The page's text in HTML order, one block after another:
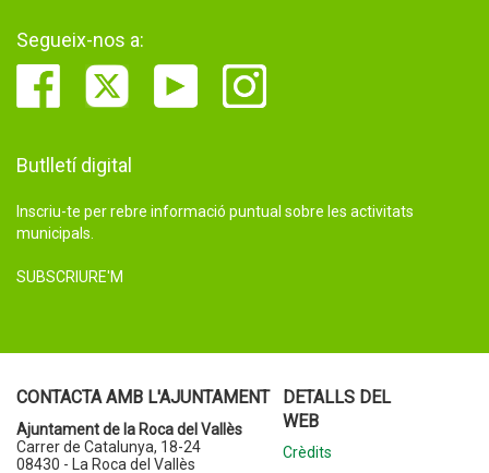
Segueix-nos a:
Butlletí digital
Inscriu-te per rebre informació puntual sobre les activitats
municipals.
SUBSCRIURE'M
CONTACTA AMB L'AJUNTAMENT
Ajuntament de la Roca del Vallès
Carrer de Catalunya, 18-24
08430 - La Roca del Vallès
DETALLS DEL
WEB
Crèdits